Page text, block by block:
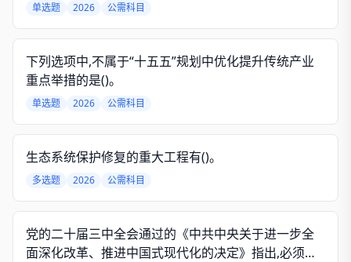
单选题 2026 公需科目
下列选项中,不属于“十五五”规划中优化提升传统产业
重点举措的是()。
单选题 2026 公需科目
生态系统保护修复的重大工程有()。
多选题 2026 公需科目
党的二十届三中全会通过的《中共中央关于进一步全
面深化改革、推进中国式现代化的决定》指出,必须全